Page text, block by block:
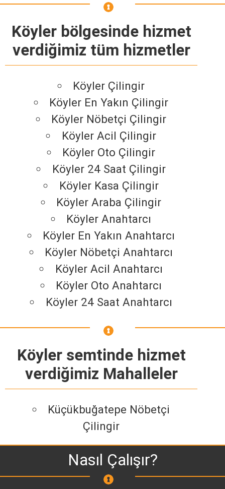
Köyler bölgesinde hizmet
verdiğimiz tüm hizmetler
Köyler Çilingir
Köyler En Yakın Çilingir
Köyler Nöbetçi Çilingir
Köyler Acil Çilingir
Köyler Oto Çilingir
Köyler 24 Saat Çilingir
Köyler Kasa Çilingir
Köyler Araba Çilingir
Köyler Anahtarcı
Köyler En Yakın Anahtarcı
Köyler Nöbetçi Anahtarcı
Köyler Acil Anahtarcı
Köyler Oto Anahtarcı
Köyler 24 Saat Anahtarcı
Köyler semtinde hizmet
verdiğimiz Mahalleler
Küçükbuğatepe Nöbetçi
Çilingir
Nasıl Çalışır?